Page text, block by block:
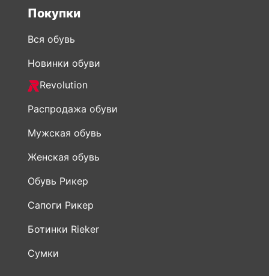
Новинки обуви
Revolution
Распродажа обуви
Мужская обувь
Женская обувь
Обувь Рикер
Сапоги Рикер
Ботинки Rieker
Сумки